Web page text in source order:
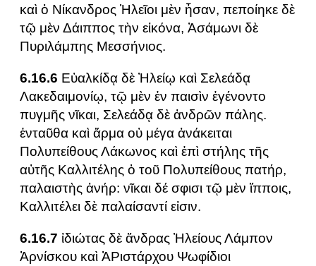
καὶ ὁ Νίκανδρος Ἠλεῖοι μὲν ἦσαν, πεποίηκε δὲ
τῷ μὲν Δάιππος τὴν εἰκόνα, Ἀσάμωνι δὲ
Πυριλάμπης Μεσσήνιος.
6.16.6 Εὐαλκίδᾳ δὲ Ἠλείῳ καὶ Σελεάδᾳ
Λακεδαιμονίῳ, τῷ μὲν ἐν παισὶν ἐγένοντο
πυγμῆς νῖκαι, Σελεάδᾳ δὲ ἀνδρῶν πάλης.
ἐνταῦθα καὶ ἅρμα οὐ μέγα ἀνάκειται
Πολυπείθους Λάκωνος καὶ ἐπὶ στήλης τῆς
αὐτῆς Καλλιτέλης ὁ τοῦ Πολυπείθους πατήρ,
παλαιστὴς ἀνήρ: νῖκαι δέ σφισι τῷ μὲν ἵπποις,
Καλλιτέλει δὲ παλαίσαντί εἰσιν.
6.16.7 ἰδιώτας δὲ ἄνδρας Ἠλείους Λάμπον
Ἀρνίσκου καὶ ἈΡιστάρχου Ψωφίδιοι